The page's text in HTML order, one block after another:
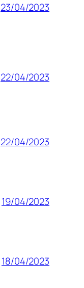
23/04/2023
22/04/2023
22/04/2023
19/04/2023
18/04/2023